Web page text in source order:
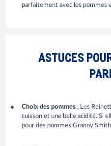
parfaitement avec les pommes
ASTUCES
Choix des pommes : Les
cuisson et une belle acidité. Si
pour des pommes Granny